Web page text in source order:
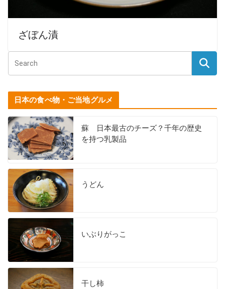
ざぼん漬
日本の食べ物・ご当地グルメ
蘇 日本最古のチーズ？千年の歴史
を持つ乳製品
うどん
いぶりがっこ
干し柿